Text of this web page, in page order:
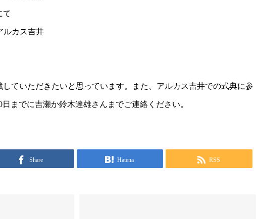
て
ルカス吉井
ていただきたいと思っています。また、アルカス吉井での式典に参
までに吉瀬か鈴木達雄さんまでご連絡ください。
Share Hatena RSS